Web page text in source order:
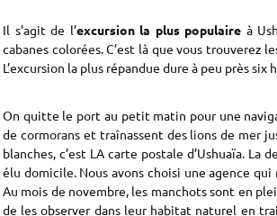
Il s’agit de l’excursion la plus populaire à
cabanes colorées. C’est là que vous trouverez
L’excursion la plus répandue dure à peu près six
On quitte le port au petit matin pour une
de cormorans et traînassent des lions de mer
blanches, c’est LA carte postale d’Ushuaïa.
élu domicile. Nous avons choisi une agence
Au mois de novembre, les manchots sont en
de les observer dans leur habitat naturel en